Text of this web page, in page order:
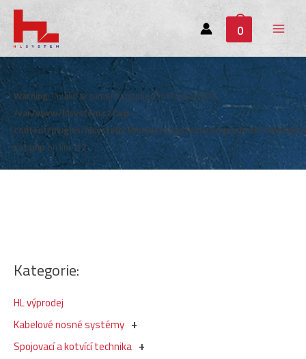
0
Main
Menu
Kategorie:
HL výprodej
Kabelové nosné systémy
Spojovací a kotvící technika
Warning: Invalid argument supplied for foreach() in
/var/www/hlsystem.cz/wp-
content/plugins/hlsystem/themes/hlsystem/components/
cat.phpon line12